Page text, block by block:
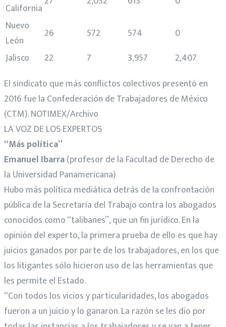
California
Nuevo
León
26 572 574
0
Jalisco
22 7 3,957
2,407
El sindicato que más conflictos colectivos presentó en
2016 fue la Confederación de Trabajadores de México
(CTM). NOTIMEX/Archivo
LA VOZ DE LOS EXPERTOS
“Más política”
Emanuel Ibarra(profesor de la Facultad de Derecho de
la Universidad Panamericana)
Hubo más política mediática detrás de la confrontación
pública de la Secretaría del Trabajo contra los abogados
conocidos como “talibanes”, que un fin jurídico. En la
opinión del experto, la primera prueba de ello es que hay
juicios ganados por parte de los trabajadores, en los que
los litigantes sólo hicieron uso de las herramientas que
les permite el Estado.
“Con todos los vicios y particularidades, los abogados
fueron a un juicio y lo ganaron. La razón se les dio por